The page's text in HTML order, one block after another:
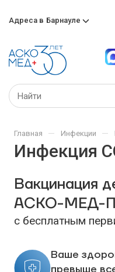
Адреса в Барнауле
Инфекция
Главная — Инфекции —
Вакцинация
АСКО-МЕД-
с бесплатным
Ваше